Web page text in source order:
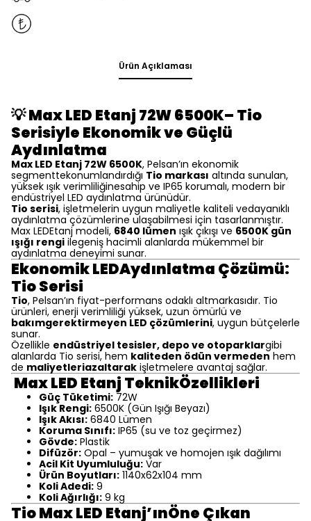
Ürün Açıklaması
💡Max LED Etanj 72W 6500K– Tio
Serisiyle Ekonomik ve Güçlü
Aydınlatma
Max LED Etanj 72W 6500K, Pelsan’ın ekonomik
segmenttekonumlandırdığı Tio markası altında sunulan,
yüksek ışık verimliliğinesahip ve IP65 korumalı, modern bir
endüstriyel LED aydınlatma ürünüdür.
Tio serisi, işletmelerin uygun maliyetle kaliteli vedayanıklı
aydınlatma çözümlerine ulaşabilmesi için tasarlanmıştır.
Max LEDEtanj modeli, 6840 lümen ışık çıkışı ve 6500K gün
ışığı rengi ilegeniş hacimli alanlarda mükemmel bir
aydınlatma deneyimi sunar.
Ekonomik LEDAydınlatma Çözümü:
Tio Serisi
Tio, Pelsan’ın fiyat-performans odaklı altmarkasıdır. Tio
ürünleri, enerji verimliliği yüksek, uzun ömürlü ve
bakımgerektirmeyen LED çözümlerini, uygun bütçelerle
sunar.
Özellikle endüstriyel tesisler, depo ve otoparklargibi
alanlarda Tio serisi, hem kaliteden ödün vermeden hem
de maliyetleriazaltarak işletmelere avantaj sağlar.
Max LED Etanj TeknikÖzellikleri
Güç Tüketimi: 72W
Işık Rengi: 6500K (Gün Işığı Beyazı)
Işık Akısı: 6840 Lümen
Koruma Sınıfı: IP65 (su ve toz geçirmez)
Gövde: Plastik
Difüzör: Opal – yumuşak ve homojen ışık dağılımı
Acil Kit Uyumluluğu: Var
Ürün Boyutları: 1140x62x104 mm
Koli Adedi: 9
Koli Ağırlığı: 9 kg
Tio Max LED Etanj’ınÖne Çıkan